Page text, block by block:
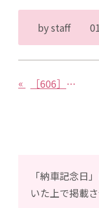
bystaff
« ［606］トヨタ カローラ
「納車記念日
いた上で掲載